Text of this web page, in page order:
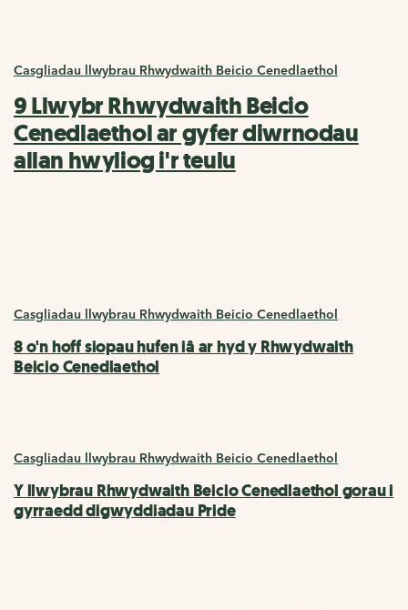
Casgliadau llwybrau Rhwydwaith Beicio Cenedlaethol
9 Llwybr Rhwydwaith Beicio
Cenedlaethol ar gyfer diwrnodau
allan hwyliog i'r teulu
Casgliadau llwybrau Rhwydwaith Beicio Cenedlaethol
8 o'n hoff siopau hufen iâ ar hyd y Rhwydwaith
Beicio Cenedlaethol
Casgliadau llwybrau Rhwydwaith Beicio Cenedlaethol
Y llwybrau Rhwydwaith Beicio Cenedlaethol gorau i
gyrraedd digwyddiadau Pride